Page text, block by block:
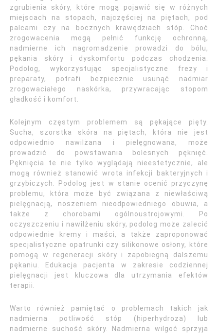
zgrubienia skóry, które mogą pojawić się w różnych
miejscach na stopach, najczęściej na piętach, pod
palcami czy na bocznych krawędziach stóp. Choć
zrogowacenia mogą pełnić funkcję ochronną,
nadmierne ich nagromadzenie prowadzi do bólu,
pękania skóry i dyskomfortu podczas chodzenia.
Podolog, wykorzystując specjalistyczne frezy i
preparaty, potrafi bezpiecznie usunąć nadmiar
zrogowaciałego naskórka, przywracając stopom
gładkość i komfort.
Kolejnym częstym problemem są pękające pięty.
Sucha, szorstka skóra na piętach, która nie jest
odpowiednio nawilżana i pielęgnowana, może
prowadzić do powstawania bolesnych pęknięć.
Pęknięcia te nie tylko wyglądają nieestetycznie, ale
mogą również stanowić wrota infekcji bakteryjnych i
grzybiczych. Podolog jest w stanie ocenić przyczynę
problemu, która może być związana z niewłaściwą
pielęgnacją, noszeniem nieodpowiedniego obuwia, a
także z chorobami ogólnoustrojowymi. Po
oczyszczeniu i nawilżeniu skóry, podolog może zalecić
odpowiednie kremy i maści, a także zaproponować
specjalistyczne opatrunki czy silikonowe osłony, które
pomogą w regeneracji skóry i zapobiegną dalszemu
pękaniu. Edukacja pacjenta w zakresie codziennej
pielęgnacji jest kluczowa dla utrzymania efektów
terapii.
Warto również pamiętać o problemach takich jak
nadmierna potliwość stóp (hiperhydroza) lub
nadmierne suchość skóry. Nadmierna wilgoć sprzyja